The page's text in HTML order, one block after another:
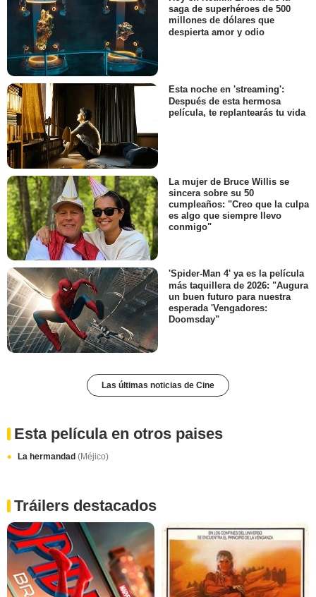
saga de superhéroes de 500
millones de dólares que
despierta amor y odio
Esta noche en 'streaming':
Después de esta hermosa
película, te replantearás tu vida
La mujer de Bruce Willis se
sincera sobre su 50
cumpleaños: "Creo que la culpa
es algo que siempre llevo
conmigo"
'Spider-Man 4' ya es la película
más taquillera de 2026: "Augura
un buen futuro para nuestra
esperada 'Vengadores:
Doomsday"
Las últimas noticias de Cine
Esta película en otros paises
La hermandad (Méjico)
Tráilers destacados